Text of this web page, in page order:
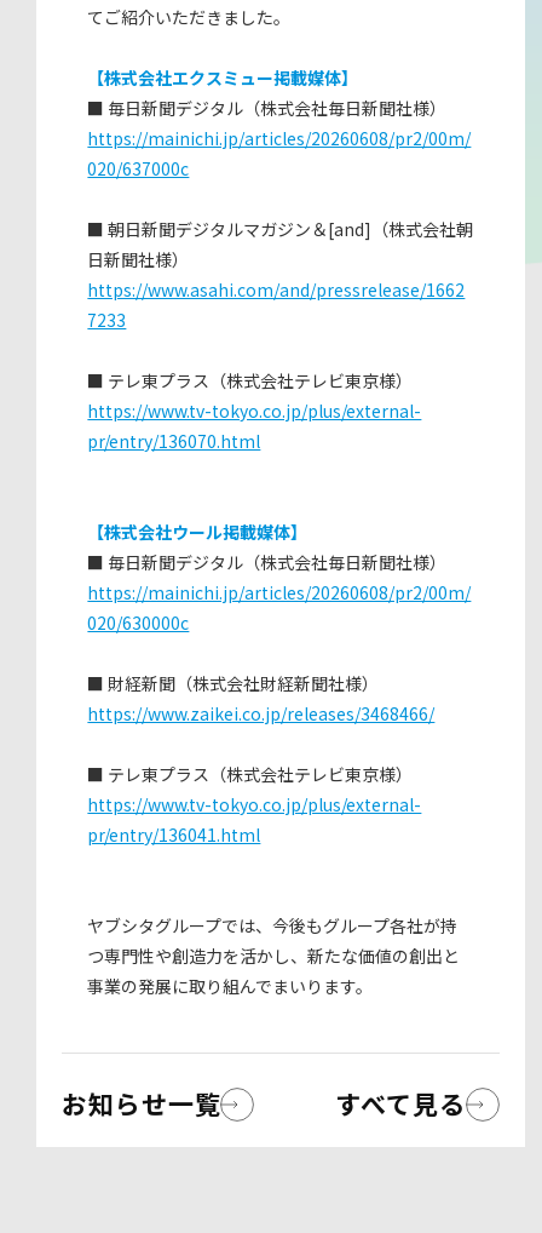
てご紹介いただきました。
【株式会社エクスミュー掲載媒体】
■ 毎日新聞デジタル（株式会社毎日新聞社様）
https://mainichi.jp/articles/20260608/pr2/00m/
020/637000c
■ 朝日新聞デジタルマガジン＆[and]（株式会社朝
日新聞社様）
https://www.asahi.com/and/pressrelease/1662
7233
■ テレ東プラス（株式会社テレビ東京様）
https://www.tv-tokyo.co.jp/plus/external-
pr/entry/136070.html
【株式会社ウール掲載媒体】
■ 毎日新聞デジタル（株式会社毎日新聞社様）
https://mainichi.jp/articles/20260608/pr2/00m/
020/630000c
■ 財経新聞（株式会社財経新聞社様）
https://www.zaikei.co.jp/releases/3468466/
■ テレ東プラス（株式会社テレビ東京様）
https://www.tv-tokyo.co.jp/plus/external-
pr/entry/136041.html
ヤブシタグループでは、今後もグループ各社が持
つ専門性や創造力を活かし、新たな価値の創出と
事業の発展に取り組んでまいります。
お知らせ一覧 すべて見る